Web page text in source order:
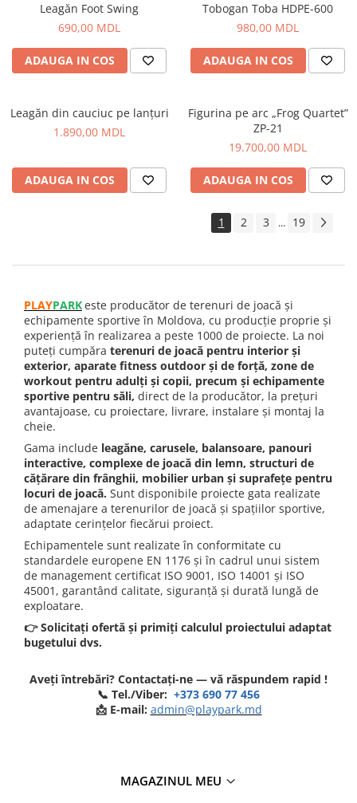
Leagăn Foot Swing
690,00 MDL
ADAUGA IN COS
Tobogan Toba HDPE-600
980,00 MDL
ADAUGA IN COS
Leagăn din cauciuc pe lanțuri
1.890,00 MDL
ADAUGA IN COS
Figurina pe arc „Frog Quartet”
ZP-21
19.700,00 MDL
ADAUGA IN COS
1 2 3 ... 19
PLAYPARKeste producător de terenuri de joacă și
echipamente sportive în Moldova, cu producție proprie și
experiență în realizarea a peste 1000 de proiecte. La noi
puteți cumpăra terenuri de joacă pentru interior și
exterior, aparate fitness outdoor și de forță, zone de
workout pentru adulți și copii, precum și echipamente
sportive pentru săli, direct de la producător, la prețuri
avantajoase, cu proiectare, livrare, instalare și montaj la
cheie.
Gama include leagăne, carusele, balansoare, panouri
interactive, complexe de joacă din lemn, structuri de
cățărare din frânghii, mobilier urban și suprafețe pentru
locuri de joacă. Sunt disponibile proiecte gata realizate
de amenajare a terenurilor de joacă și spațiilor sportive,
adaptate cerințelor fiecărui proiect.
Echipamentele sunt realizate în conformitate cu
standardele europene EN 1176 și în cadrul unui sistem
de management certificat ISO 9001, ISO 14001 și ISO
45001, garantând calitate, siguranță și durată lungă de
exploatare.
👉 Solicitați ofertă și primiți calculul proiectului adaptat
bugetului dvs.
Aveți întrebări? Contactați-ne — vă răspundem rapid !
📞 Tel./Viber: +373 690 77 456
📩 E-mail: admin@playpark.md
MAGAZINUL MEU